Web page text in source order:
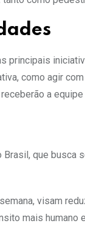
principais
como agir
a
que
visam
mais humano